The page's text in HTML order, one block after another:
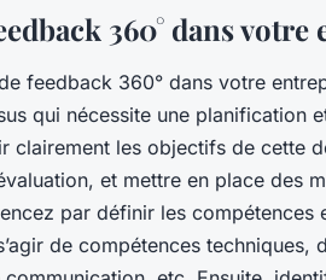
360° dans
feedback 360° dans votre
qui nécessite une planification
clairement les objectifs de cette
et mettre en place des
par définir les compétences
de compétences techniques,